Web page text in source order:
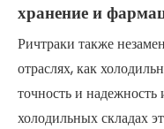
хранение и
Ричтраки также
отраслях, как
точность и
холодильных складах